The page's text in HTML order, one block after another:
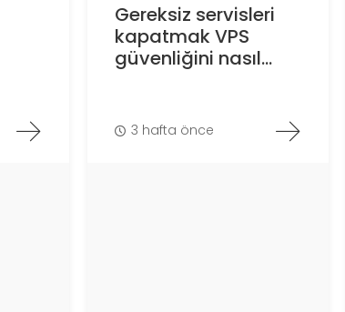
Gereksiz servisleri
kapatmak VPS
güvenliğini nasıl...
3 hafta önce